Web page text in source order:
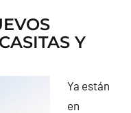
Y
Ya están
en